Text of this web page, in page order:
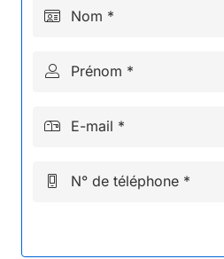
Nom *
Prénom *
E-mail *
N° de téléphone *